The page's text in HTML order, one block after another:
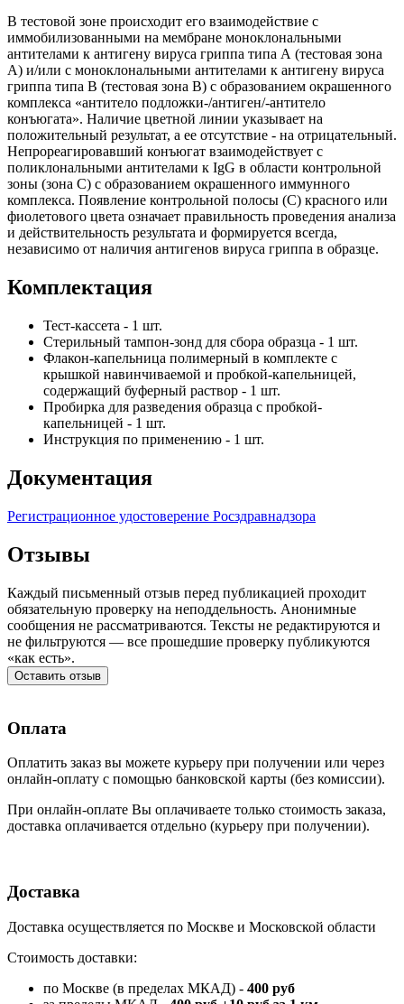
В тестовой зоне происходит его взаимодействие с
иммобилизованными на мембране моноклональными
антителами к антигену вируса гриппа типа А (тестовая зона
А) и/или с моноклональными антителами к антигену вируса
гриппа типа В (тестовая зона В) с образованием окрашенного
комплекса «антитело подложки-/антиген/-антитело
конъюгата». Наличие цветной линии указывает на
положительный результат, а ее отсутствие - на отрицательный.
Непрореагировавший конъюгат взаимодействует с
поликлональными антителами к IgG в области контрольной
зоны (зона С) с образованием окрашенного иммунного
комплекса. Появление контрольной полосы (C) красного или
фиолетового цвета означает правильность проведения анализа
и действительность результата и формируется всегда,
независимо от наличия антигенов вируса гриппа в образце.
Комплектация
Тест-кассета - 1 шт.
Стерильный тампон-зонд для сбора образца - 1 шт.
Флакон-капельница полимерный в комплекте с
крышкой навинчиваемой и пробкой-капельницей,
содержащий буферный раствор - 1 шт.
Пробирка для разведения образца с пробкой-
капельницей - 1 шт.
Инструкция по применению - 1 шт.
Документация
Регистрационное удостоверение Росздравнадзора
Отзывы
Каждый письменный отзыв перед публикацией проходит
обязательную проверку на неподдельность. Анонимные
сообщения не рассматриваются. Тексты не редактируются и
не фильтруются — все прошедшие проверку публикуются
«как есть».
Оставить отзыв
Оплата
Оплатить заказ вы можете курьеру при получении или через
онлайн-оплату с помощью банковской карты (без комиссии).
При онлайн-оплате Вы оплачиваете только стоимость заказа,
доставка оплачивается отдельно (курьеру при получении).
Доставка
Доставка осуществляется по Москве и Московской области
Стоимость доставки:
по Москве (в пределах МКАД) - 400 руб